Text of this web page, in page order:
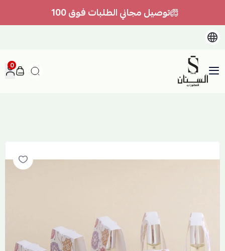
توصيل مجاني الطلبات فوق 100
السنان للعطور والعسل الطبيعي
0